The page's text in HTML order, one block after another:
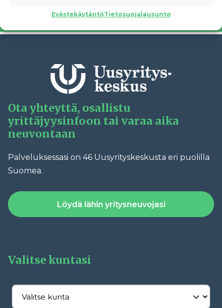
EvästekäytäntöTietosuojalausunto
Ota yhteyttä, osallistu
yrittäjyysinfoon tai varaa aika
neuvontaan
Palveluksessasi on 46 Uusyrityskeskusta eri puolilla
Suomea.
Löydä lähin yritysneuvojasi
Valitse kuntasi